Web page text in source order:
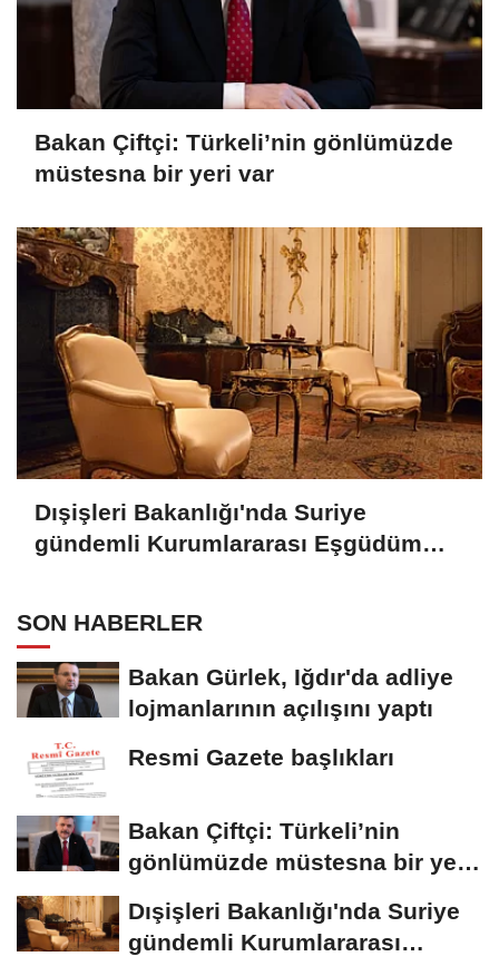
Bakan Çiftçi: Türkeli’nin gönlümüzde
müstesna bir yeri var
Dışişleri Bakanlığı'nda Suriye
gündemli Kurumlararası Eşgüdüm
SON HABERLER
Bakan Gürlek, Iğdır'da adliye
lojmanlarının açılışını yaptı
Resmi Gazete başlıkları
Bakan Çiftçi: Türkeli’nin
gönlümüzde müstesna bir yeri
Dışişleri Bakanlığı'nda Suriye
gündemli Kurumlararası